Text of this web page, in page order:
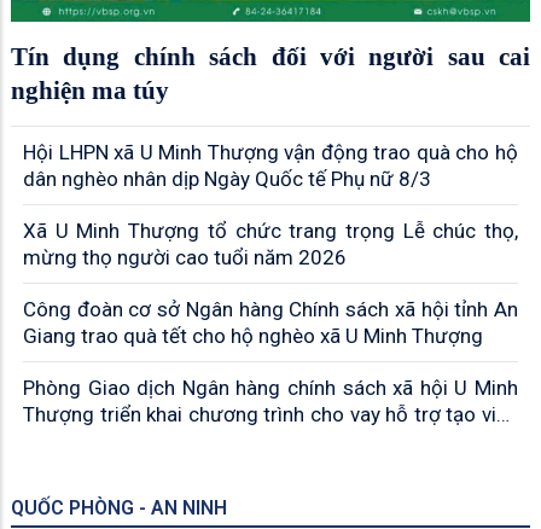
Tín dụng chính sách đối với người sau cai
nghiện ma túy
Hội LHPN xã U Minh Thượng vận động trao quà cho hộ
dân nghèo nhân dịp Ngày Quốc tế Phụ nữ 8/3
Xã U Minh Thượng tổ chức trang trọng Lễ chúc thọ,
mừng thọ người cao tuổi năm 2026
Công đoàn cơ sở Ngân hàng Chính sách xã hội tỉnh An
Giang trao quà tết cho hộ nghèo xã U Minh Thượng
Phòng Giao dịch Ngân hàng chính sách xã hội U Minh
Thượng triển khai chương trình cho vay hỗ trợ tạo việc
QUỐC PHÒNG - AN NINH